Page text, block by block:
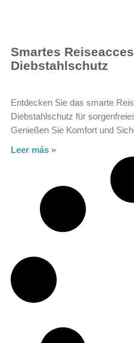
Smartes
Diebstahlschutz
Entdecken Sie das smarte
Diebstahlschutz für
Genießen Sie Komfort und
Leer más »